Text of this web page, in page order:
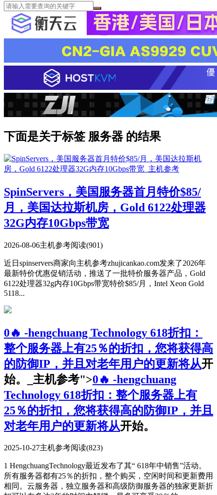
下面是关于标签 服务器 的结果
SpinServers，美国服务器首月特价$85/
月，美国达拉斯机房，Gold 6122处理器
32G内存10Gbps带宽
2026-08-06主机参考阅读(901)
近日spinservers商家向主机参考zhujicankao.com发来了2026年
最新特价优惠促销活动，推送了一批特价服务器产品，Gold
6122处理器32g内存10Gbps带宽特价$85/月，Intel Xeon Gold
5118...
0🔥 -hengchuang Technology 618折扣：
整个服务器上有25％的折扣，您将获得高
的防御IP，并且对老年用户的更新将从开
始。_主机参考">0🔥 -hengchuang
Technology 618折扣：整个服务器上有
25％的折扣，您将获得高的防御IP，并且
对老年用户的更新将从开始。
2025-10-27主机参考阅读(823)
1 HengchuangTechnology最近发布了其“ 618年中销售”活动。
所有服务器都有25％的折扣，整个购买，空闲时间和更新费用
相同。云服务器，独立服务器和高级防御服务器的独家更新折